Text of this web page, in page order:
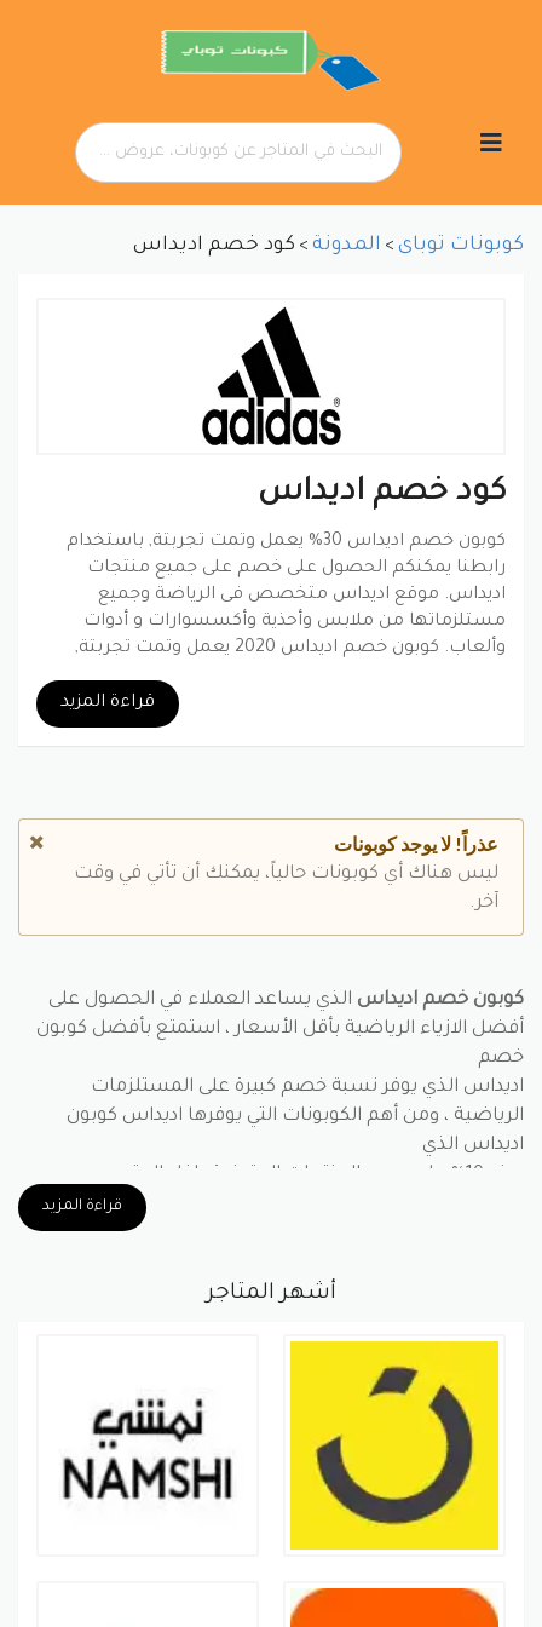
إلى
كوبونات توباى > المدونة > كود خصم اديداس
قراءة المزيد
كود خصم اديداس
كوبون خصم اديداس 30% يعمل وتمت تجربتة, باستخدام
رابطنا يمكنكم الحصول على خصم على جميع منتجات
اديداس. موقع اديداس متخصص فى الرياضة وجميع
مستلزماتها من ملابس وأحذية وأكسسوارات و أدوات
وألعاب. كوبون خصم اديداس 2020 يعمل وتمت تجربتة,
عذراً! لا يوجد كوبونات
ليس هناك أي كوبونات حالياً، يمكنك أن تأتي في وقت
آخر.
قراءة المزيد
كوبون خصم اديداس الذي يساعد العملاء في الحصول على
أفضل الازياء الرياضية بأقل الأسعار ، استمتع بأفضل كوبون
خصم
اديداس الذي يوفر نسبة خصم كبيرة على المستلزمات
الرياضية ، ومن أهم الكوبونات التي يوفرها اديداس كوبون
اديداس الذي
كوبون خصم اديداس الجديد والحصري الذي
المتوفرة داخل المتجر
الرائعة على جميع المنتجات والسلع المتاحة داخل المتجر ، حيث
المتجر تشكيلة واسعة من المستلزمات الرياضية ذات
التصميم الأنيق والمميز ، وقد حصلت شركة اديداس على ثقة
عدد كبير من
المشاهير خاصة في المجال الرياضي واصبحت من أهم الرعاة
الإلكتروني الخاص باديداس يمكنك الحصول على كافة المتتجات
بأقل الأسعار من خلال توفير العروض والخصومات الكبيرة …
أشهر المتاجر